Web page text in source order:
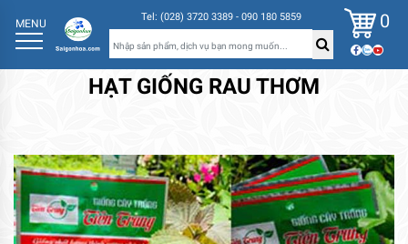
MENU Tel: (028) 3720 3389 - 090 180 5859 0
HẠT GIỐNG RAU THƠM